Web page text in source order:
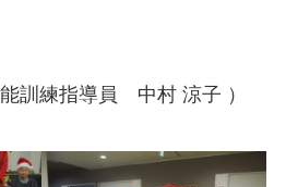
能訓練指導員 中村 涼子 ）